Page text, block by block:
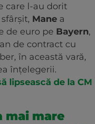
care l-au dorit
Mane a
de euro pe Bayern,
de contract cu
în această vară,
înțelegerii.
lipsească de la CM
mai mare